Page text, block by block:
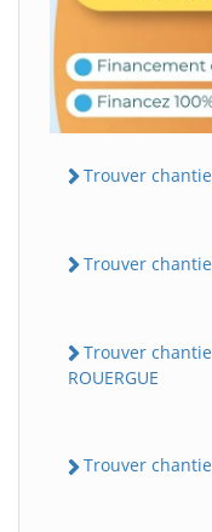
Trouver
Trouver
Trouver
ROUERGUE
Trouver